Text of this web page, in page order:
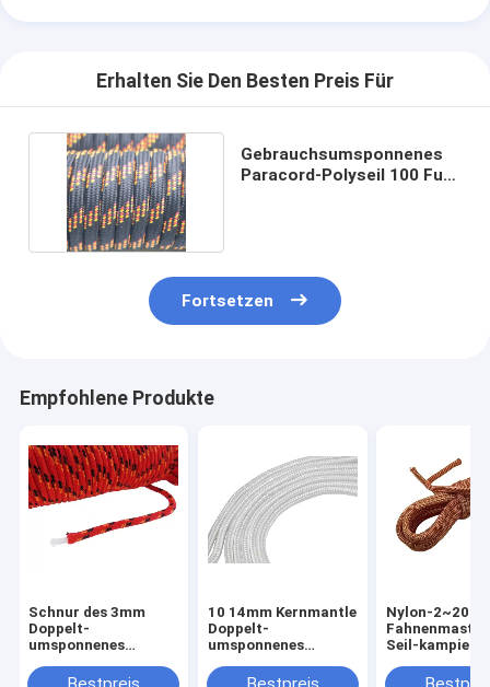
Erhalten Sie Den Besten Preis Für
Gebrauchsumsponnenes
Paracord-Polyseil 100 Fuß-
Fortsetzen
Empfohlene Produkte
Schnur des 3mm
Doppelt-
umsponnenes
Nylon-Polyester-pp.
10 14mm Kernmantle
Doppelt-
umsponnenes
das Klettern
Nylon-
Fahnenmast-
Seil-
Seil